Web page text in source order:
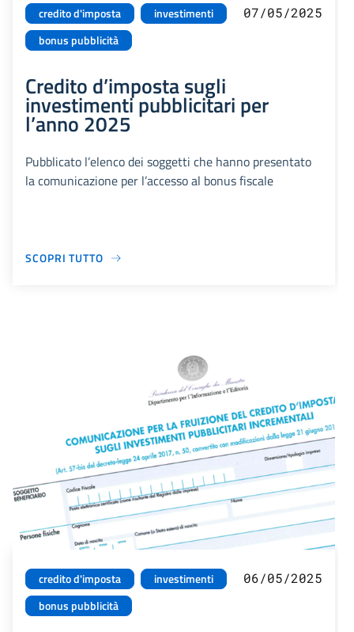
credito d'imposta
investimenti
bonus pubblicità
07/05/2025
Credito d’imposta sugli
investimenti pubblicitari per
l’anno 2025
Pubblicato l’elenco dei soggetti che hanno presentato
la comunicazione per l’accesso al bonus fiscale
SCOPRI TUTTO
credito d'imposta
investimenti
bonus pubblicità
06/05/2025